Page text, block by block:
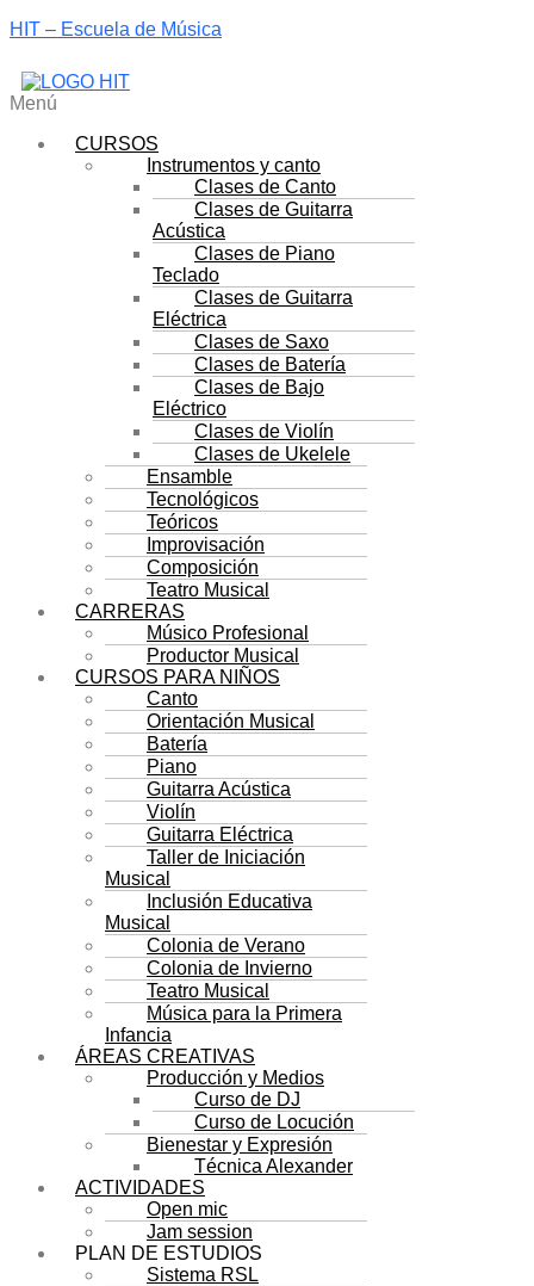
HIT – Escuela de Música
Menú
CURSOS
Instrumentos y canto
Clases de Canto
Clases de Guitarra
Acústica
Clases de Piano
Teclado
Clases de Guitarra
Eléctrica
Clases de Saxo
Clases de Batería
Clases de Bajo
Eléctrico
Clases de Violín
Clases de Ukelele
Ensamble
Tecnológicos
Teóricos
Improvisación
Composición
Teatro Musical
CARRERAS
Músico Profesional
Productor Musical
CURSOS PARA NIÑOS
Canto
Orientación Musical
Batería
Piano
Guitarra Acústica
Violín
Guitarra Eléctrica
Taller de Iniciación
Musical
Inclusión Educativa
Musical
Colonia de Verano
Colonia de Invierno
Teatro Musical
Música para la Primera
Infancia
ÁREAS CREATIVAS
Producción y Medios
Curso de DJ
Curso de Locución
Bienestar y Expresión
Técnica Alexander
ACTIVIDADES
Open mic
Jam session
PLAN DE ESTUDIOS
Sistema RSL